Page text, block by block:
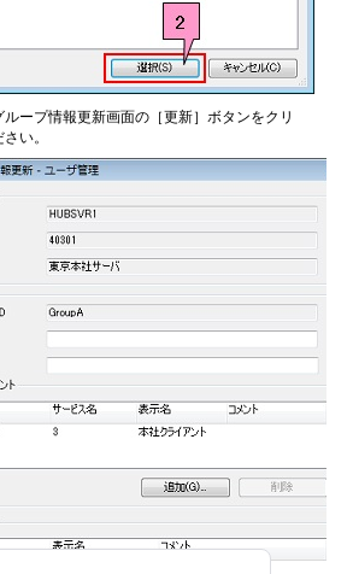
ループ情報更新画面の［更新］ボタンをクリ
い。